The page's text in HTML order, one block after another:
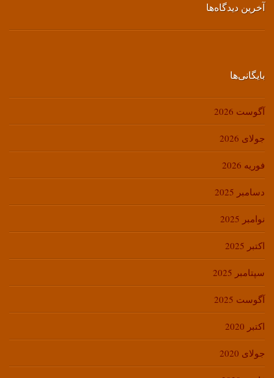
آخرین دیدگاه‌ها
بایگانی‌ها
آگوست 2026
جولای 2026
فوریه 2026
دسامبر 2025
نوامبر 2025
اکتبر 2025
سپتامبر 2025
آگوست 2025
اکتبر 2020
جولای 2020